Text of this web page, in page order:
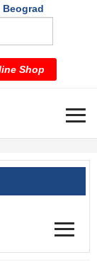
Beograd
Shop
≡
≡